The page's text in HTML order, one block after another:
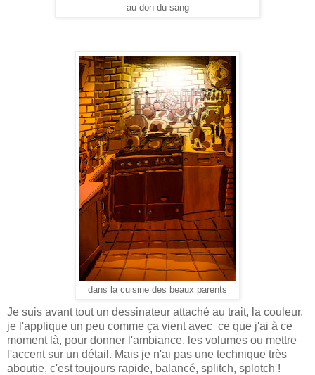
au don du sang
dans la cuisine des beaux parents
Je suis avant tout un dessinateur attaché au trait, la couleur,
je l'applique un peu comme ça vient avec ce que j'ai à ce
moment là, pour donner l'ambiance, les volumes ou mettre
l'accent sur un détail. Mais je n'ai pas une technique très
aboutie, c'est toujours rapide, balancé, splitch, splotch !